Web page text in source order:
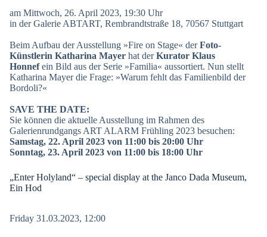
am Mittwoch, 26. April 2023, 19:30 Uhr
in der Galerie ABTART, Rembrandtstraße 18, 70567 Stuttgart
Beim Aufbau der Ausstellung »Fire on Stage« derFoto-
Künstlerin Katharina Mayer hat derKurator Klaus
Honnefein Bild aus der Serie »Familia« aussortiert. Nun stellt
Katharina Mayer die Frage: »Warum fehlt das Familienbild der
Bordoli?«
SAVE THE DATE:
Sie können die aktuelle Ausstellung im Rahmen des
Galerienrundgangs ART ALARM Frühling 2023 besuchen:
Samstag, 22. April 2023 von 11:00 bis 20:00 Uhr
Sonntag, 23. April 2023 von 11:00 bis 18:00 Uhr
„Enter Holyland“ – special display at the Janco Dada Museum,
Ein Hod
Friday 31.03.2023, 12:00